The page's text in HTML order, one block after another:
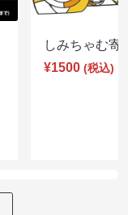
しみちゃむ
¥1500 (税込)